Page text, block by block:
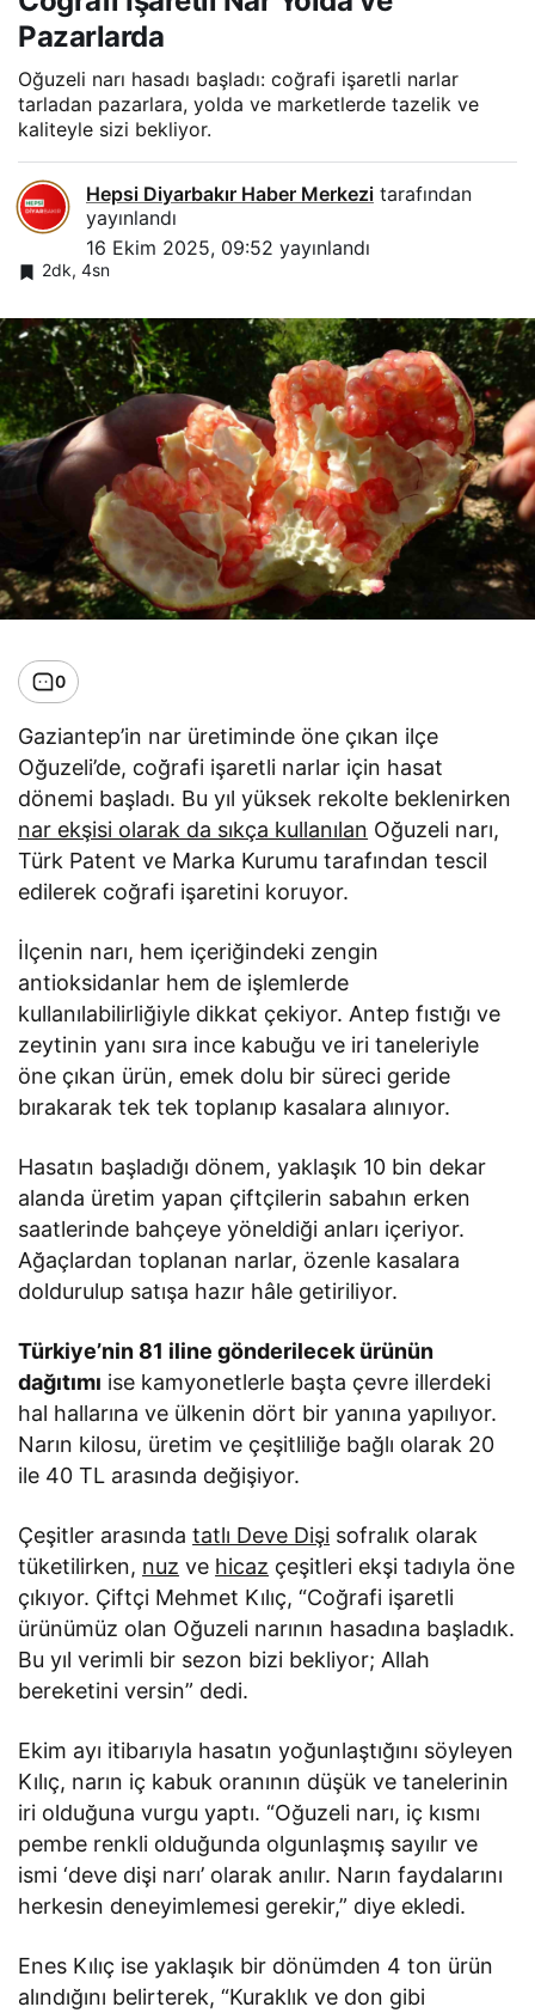
Pazarlarda
Oğuzeli narı hasadı başladı: coğrafi işaretli narlar
tarladan pazarlara, yolda ve marketlerde tazelik ve
kaliteyle sizi bekliyor.
Hepsi Diyarbakır Haber Merkezi tarafından
yayınlandı
16 Ekim 2025, 09:52 yayınlandı
2dk, 4sn
0
Gaziantep’in nar üretiminde öne çıkan ilçe
Oğuzeli’de, coğrafi işaretli narlar için hasat
dönemi başladı. Bu yıl yüksek rekolte beklenirken
nar ekşisi olarak da sıkça kullanılan Oğuzeli narı,
Türk Patent ve Marka Kurumu tarafından tescil
edilerek coğrafi işaretini koruyor.
İlçenin narı, hem içeriğindeki zengin
antioksidanlar hem de işlemlerde
kullanılabilirliğiyle dikkat çekiyor. Antep fıstığı ve
zeytinin yanı sıra ince kabuğu ve iri taneleriyle
öne çıkan ürün, emek dolu bir süreci geride
bırakarak tek tek toplanıp kasalara alınıyor.
Hasatın başladığı dönem, yaklaşık 10 bin dekar
alanda üretim yapan çiftçilerin sabahın erken
saatlerinde bahçeye yöneldiği anları içeriyor.
Ağaçlardan toplanan narlar, özenle kasalara
doldurulup satışa hazır hâle getiriliyor.
Türkiye’nin 81 iline gönderilecek ürünün
dağıtımı ise kamyonetlerle başta çevre illerdeki
hal hallarına ve ülkenin dört bir yanına yapılıyor.
Narın kilosu, üretim ve çeşitliliğe bağlı olarak 20
ile 40 TL arasında değişiyor.
Çeşitler arasındatatlı Deve Dişi sofralık olarak
tüketilirken, nuz ve hicaz çeşitleri ekşi tadıyla öne
çıkıyor. Çiftçi Mehmet Kılıç, “Coğrafi işaretli
ürünümüz olan Oğuzeli narının hasadına başladık.
Bu yıl verimli bir sezon bizi bekliyor; Allah
bereketini versin” dedi.
Ekim ayı itibarıyla hasatın yoğunlaştığını söyleyen
Kılıç, narın iç kabuk oranının düşük ve tanelerinin
iri olduğuna vurgu yaptı. “Oğuzeli narı, iç kısmı
pembe renkli olduğunda olgunlaşmış sayılır ve
ismi ‘deve dişi narı’ olarak anılır. Narın faydalarını
herkesin deneyimlemesi gerekir,” diye ekledi.
Enes Kılıç ise yaklaşık bir dönümden 4 ton ürün
alındığını belirterek, “Kuraklık ve don gibi